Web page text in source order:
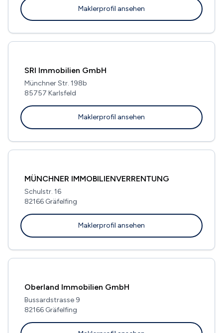
Maklerprofil ansehen
SRI Immobilien GmbH
Münchner Str. 198b
85757 Karlsfeld
Maklerprofil ansehen
MÜNCHNER IMMOBILIENVERRENTUNG
Schulstr. 16
82166 Gräfelfing
Maklerprofil ansehen
Oberland Immobilien GmbH
Bussardstrasse 9
82166 Gräfelfing